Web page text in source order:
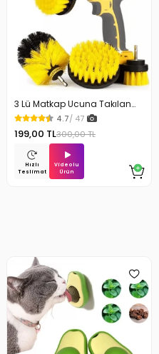
3 Lü Matkap Ucuna Takılan
Temizlik Fırça Seti
4.7/ 47
199,00 TL300,00 TL
Hızlı
Teslimat
Videolu
Ürün